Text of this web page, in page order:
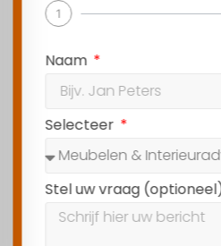
1
Naam
Selecteer
Stel uw vraag (optioneel)